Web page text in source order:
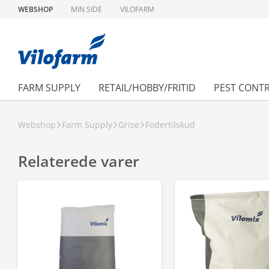
WEBSHOP MIN SIDE VILOFARM
FARM SUPPLY RETAIL/HOBBY/FRITID PEST
Webshop Farm Supply Grise Fodertilskud
Relaterede varer